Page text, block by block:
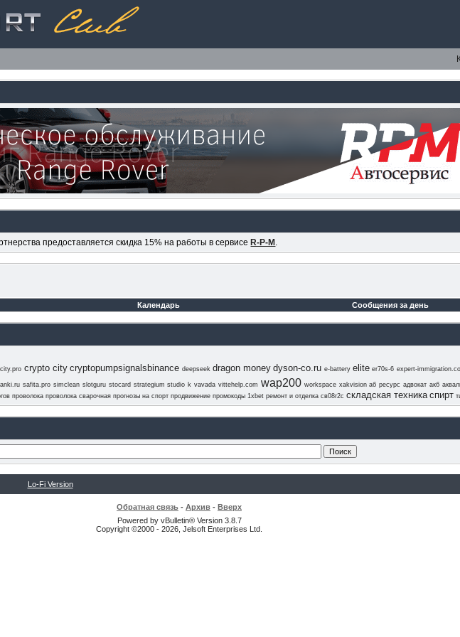
предоставляется скидка 15% на работы в сервисе R-P-M .
Календарь Сообщения за день
crypto city cryptopumpsignalsbinance deepseek dragon money dyson-co.ru e-battery elite er70s-6 expert-
safita.pro simclean slotguru stocard strategium studio k vavada vittehelp.com wap200 workspace xakvision аб ресурс адвокат акб
проволока проволока сварочная прогнозы на спорт продвижение промокоды 1xbet ремонт и отделка св08г2с складская техника спирт
Lo-Fi Version
Обратная связь - Архив - Вверх
Powered by vBulletin® Version 3.8.7
Copyright ©2000 - 2026, Jelsoft Enterprises Ltd.